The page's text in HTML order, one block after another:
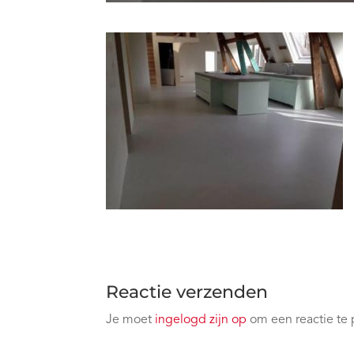
Reactie verzenden
Je moet ingelogd zijn op om een reactie te